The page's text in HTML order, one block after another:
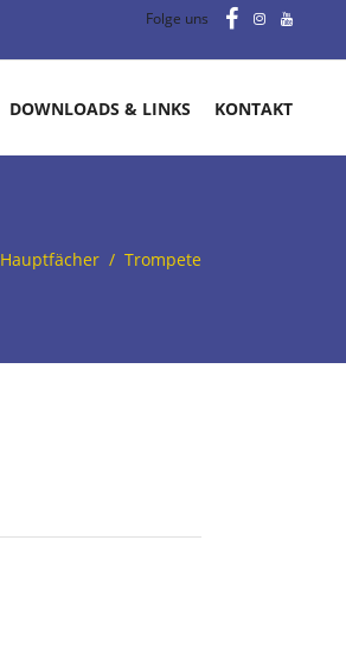
Folge uns
DOWNLOADS & LINKS KONTAKT
Hauptfächer / Trompete